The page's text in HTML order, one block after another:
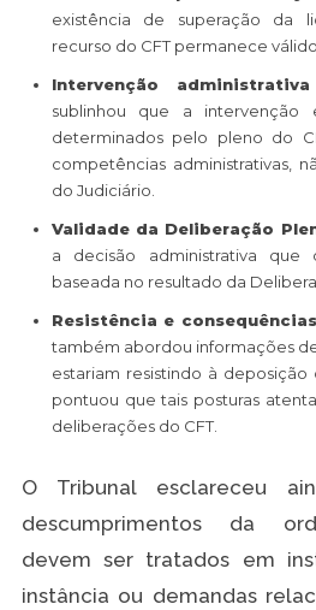
existência de superação da
recurso do CFT permanece
Intervenção administrativa
sublinhou que a intervenção
determinados pelo pleno do
competências administrativas,
do Judiciário.
Validade da Deliberação
a decisão administrativa que
baseada no resultado da
Resistência e
também abordou informações
estariam resistindo à deposição
pontuou que tais posturas
deliberações do CFT.
O Tribunal esclareceu
descumprimentos da
devem ser tratados em
instância ou demandas